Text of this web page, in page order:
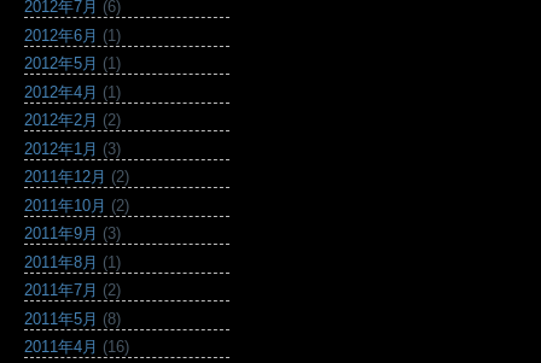
2012年7月 (6)
2012年6月 (1)
2012年5月 (1)
2012年4月 (1)
2012年2月 (2)
2012年1月 (3)
2011年12月 (2)
2011年10月 (2)
2011年9月 (3)
2011年8月 (1)
2011年7月 (2)
2011年5月 (8)
2011年4月 (16)